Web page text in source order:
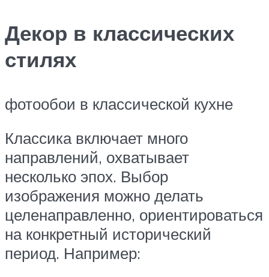
Декор в классических
стилях
фотообои в классической кухне
Классика включает много
направлений, охватывает
несколько эпох. Выбор
изображения можно делать
целенаправленно, ориентироваться
на конкретный исторический
период. Например: